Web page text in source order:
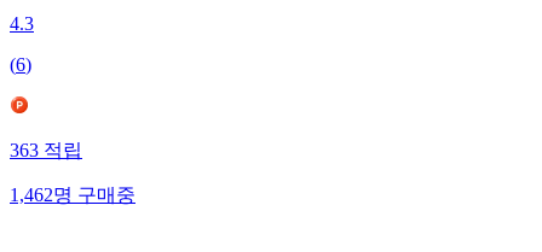
4.3
(6)
363 적립
1,462명 구매중